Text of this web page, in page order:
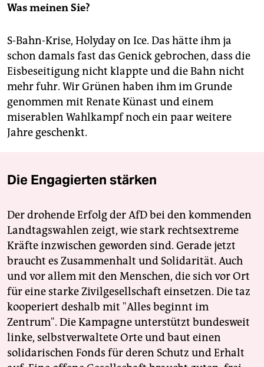
Was meinen Sie?
S-Bahn-Krise, Holyday on Ice. Das hätte ihm ja
schon damals fast das Genick gebrochen, dass die
Eisbeseitigung nicht klappte und die Bahn nicht
mehr fuhr. Wir Grünen haben ihm im Grunde
genommen mit Renate Künast und einem
miserablen Wahlkampf noch ein paar weitere
Jahre geschenkt.
Die Engagierten stärken
Der drohende Erfolg der AfD bei den kommenden
Landtagswahlen zeigt, wie stark rechtsextreme
Kräfte inzwischen geworden sind. Gerade jetzt
braucht es Zusammenhalt und Solidarität. Auch
und vor allem mit den Menschen, die sich vor Ort
für eine starke Zivilgesellschaft einsetzen. Die taz
kooperiert deshalb mit "Alles beginnt im
Zentrum". Die Kampagne unterstützt bundesweit
linke, selbstverwaltete Orte und baut einen
solidarischen Fonds für deren Schutz und Erhalt